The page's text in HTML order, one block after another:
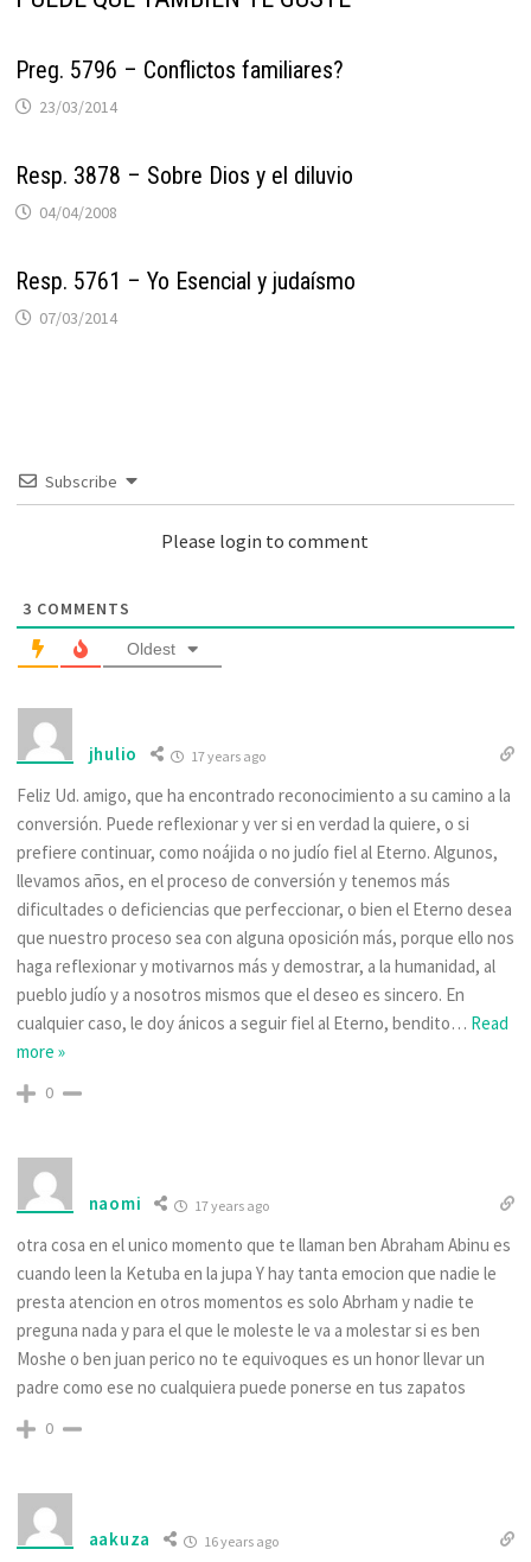
Preg. 5796 – Conflictos familiares?
23/03/2014
Resp. 3878 – Sobre Dios y el diluvio
04/04/2008
Resp. 5761 – Yo Esencial y judaísmo
07/03/2014
Subscribe
Please login to comment
3 COMMENTS
Oldest
jhulio 17 years ago
Feliz Ud. amigo, que ha encontrado reconocimiento a su camino a la
conversión. Puede reflexionar y ver si en verdad la quiere, o si
prefiere continuar, como noájida o no judío fiel al Eterno. Algunos,
llevamos años, en el proceso de conversión y tenemos más
dificultades o deficiencias que perfeccionar, o bien el Eterno desea
que nuestro proceso sea con alguna oposición más, porque ello nos
haga reflexionar y motivarnos más y demostrar, a la humanidad, al
pueblo judío y a nosotros mismos que el deseo es sincero. En
cualquier caso, le doy ánicos a seguir fiel al Eterno, bendito… Read
more »
0
naomi 17 years ago
otra cosa en el unico momento que te llaman ben Abraham Abinu es
cuando leen la Ketuba en la jupa Y hay tanta emocion que nadie le
presta atencion en otros momentos es solo Abrham y nadie te
preguna nada y para el que le moleste le va a molestar si es ben
Moshe o ben juan perico no te equivoques es un honor llevar un
padre como ese no cualquiera puede ponerse en tus zapatos
0
aakuza 16 years ago